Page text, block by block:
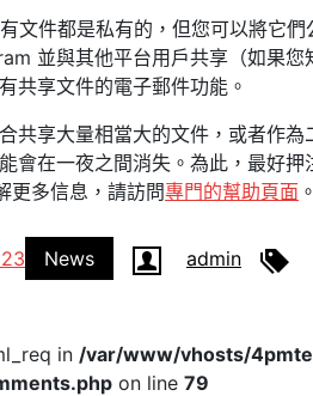
文件都是私有的，但您可以將它
並與其他平台用戶共享（如果您
共享文件的電子郵件功能。
共享大量相當大的文件，或者作
會在一夜之間消失。為此，最好
更多信息，請訪問專門的幫助頁面 。
News admin
in /var/www/vhosts/
on line 79